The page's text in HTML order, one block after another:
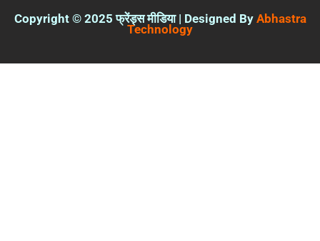
Copyright © 2025 फ्रेंड्स मीडिया | Designed By Abhastra
Technology